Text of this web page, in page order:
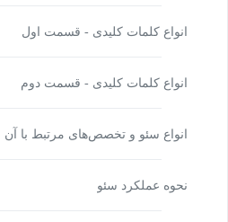
انواع کلمات کلیدی - قسمت اول
انواع کلمات کلیدی - قسمت دوم
انواع سئو و تخصص‌های مرتبط با آن
نحوه عملکرد سئو